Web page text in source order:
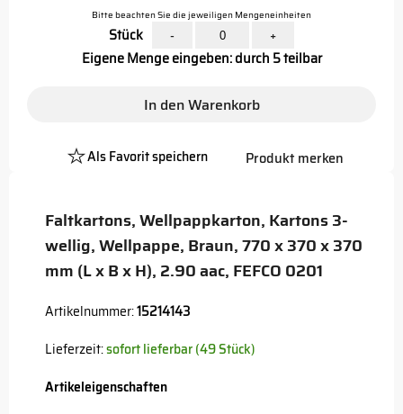
Faltkartons, Wellpappkarton, Kartons 3-
wellig, Wellpappe, Braun, 770 x 370 x 370
mm (L x B x H), 2.90 aac, FEFCO 0201
Artikelnummer:15214143
Lieferzeit:sofort lieferbar (49 Stück)
Artikeleigenschaften
Bitte beachten Sie die jeweiligen Mengeneinheiten
Stück - +
Eigene Menge eingeben: durch 5 teilbar
In den Warenkorb
Als Favorit speichern
Platzhalter
Produkt merken